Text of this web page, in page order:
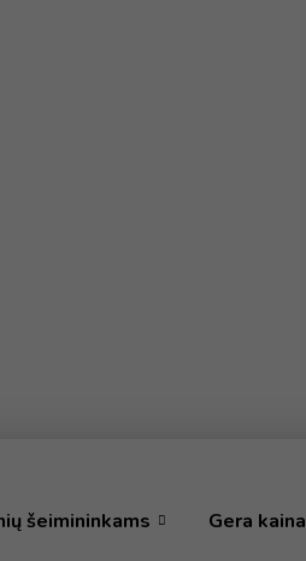
šeimininkams Gera kaina